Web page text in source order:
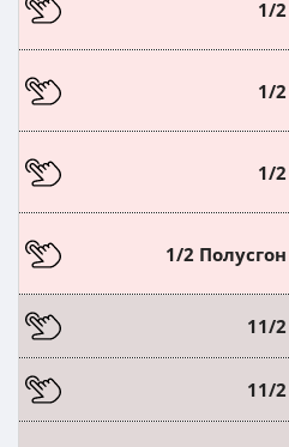
1/2
1/2
1/2
1/2 Полусгон
11/2
11/2